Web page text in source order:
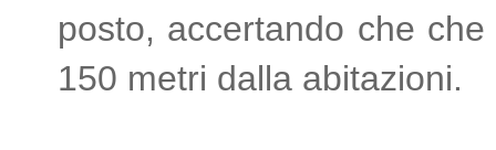
posto, accertando che
150 metri dalla abitazioni.